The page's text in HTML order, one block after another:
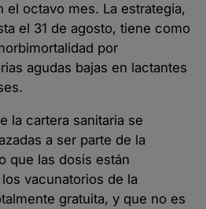
el octavo mes. La estrategia,
el 31 de agosto, tiene como
por
agudas bajas en lactantes
la cartera sanitaria se
a ser parte de la
que las dosis están
vacunatorios de la
gratuita, y que no es